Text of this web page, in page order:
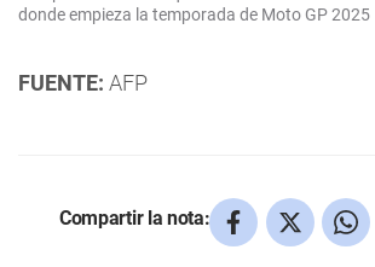
donde empieza la temporada de Moto GP 2025
FUENTE: AFP
Compartir la nota: